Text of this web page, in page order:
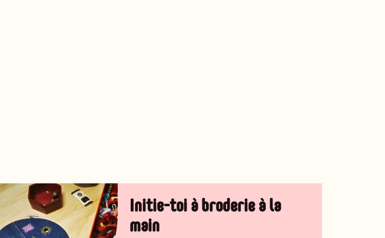
Initie-toi à broderie à la
main